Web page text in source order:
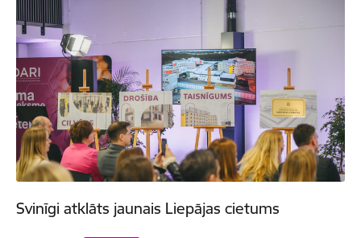
Svinīgi atklāts jaunais Liepājas cietums